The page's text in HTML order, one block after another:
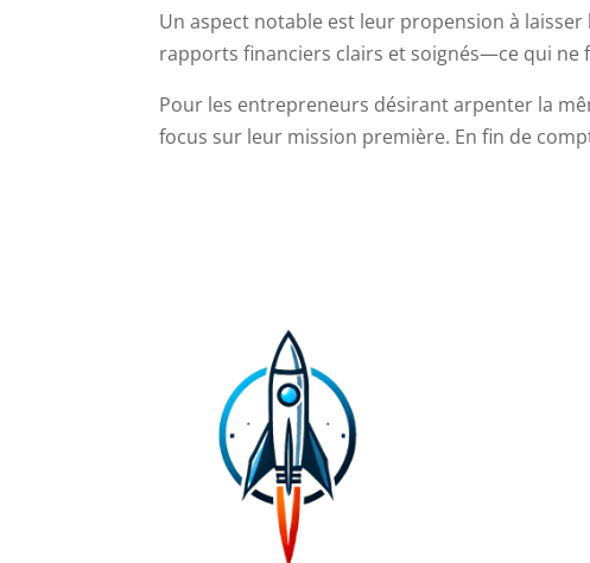
Un aspect notable est leur propension à
rapports financiers clairs et soignés—ce qui ne
Pour les entrepreneurs désirant arpenter la
focus sur leur mission première. En fin de